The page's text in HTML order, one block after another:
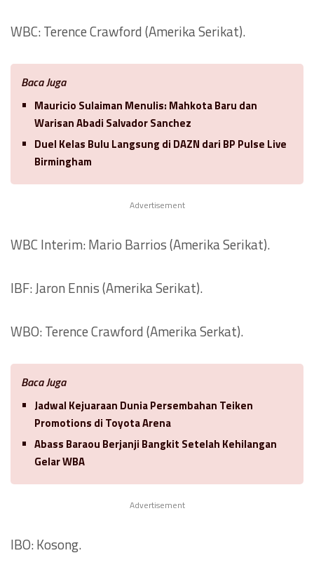
WBC: Terence Crawford (Amerika Serikat).
Baca Juga
Mauricio Sulaiman Menulis: Mahkota Baru dan
Warisan Abadi Salvador Sanchez
Duel Kelas Bulu Langsung di DAZN dari BP Pulse Live
Birmingham
Advertisement
WBC Interim: Mario Barrios (Amerika Serikat).
IBF: Jaron Ennis (Amerika Serikat).
WBO: Terence Crawford (Amerika Serkat).
Baca Juga
Jadwal Kejuaraan Dunia Persembahan Teiken
Promotions di Toyota Arena
Abass Baraou Berjanji Bangkit Setelah Kehilangan
Gelar WBA
Advertisement
IBO: Kosong.